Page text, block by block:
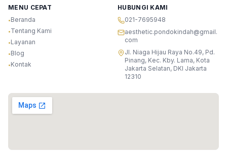
MENU CEPAT
•Beranda
•Tentang Kami
•Layanan
•Blog
•Kontak
HUBUNGI KAMI
021-7695948
aesthetic.pondokindah@gmail.
com
Jl. Niaga Hijau Raya No.49, Pd.
Pinang, Kec. Kby. Lama, Kota
Jakarta Selatan, DKI Jakarta
12310